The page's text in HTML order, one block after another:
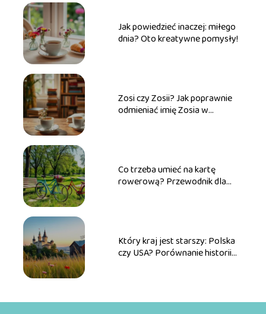
Jak powiedzieć inaczej: miłego
dnia? Oto kreatywne pomysły!
Zosi czy Zosii? Jak poprawnie
odmieniać imię Zosia w
Co trzeba umieć na kartę
rowerową? Przewodnik dla
Który kraj jest starszy: Polska
czy USA? Porównanie historii